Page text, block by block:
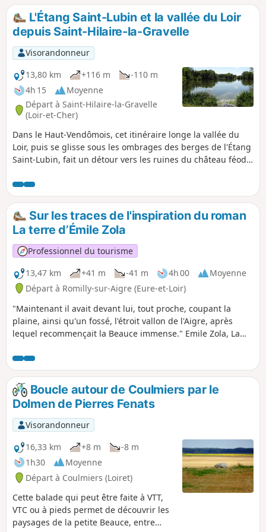
L'Étang Saint-Lubin et la vallée du Loir
depuis Saint-Hilaire-la-Gravelle
Visorandonneur
13,80 km
+116 m
-110 m
4h 15
Moyenne
Départ à Saint-Hilaire-la-Gravelle
(Loir-et-Cher)
Dans le Haut-Vendômois, cet itinéraire longe la vallée du
Loir, puis se glisse sous les ombrages des berges de l'Étang
Saint-Lubin, fait un détour vers les ruines du château féodal
paysage vallonné, pour retrouver le joli village de Saint-
Hilaire-la-Gravelle.
Sur les traces de l'inspiration du roman
La terre d’Émile Zola
Professionnel du tourisme
13,47 km
+41 m -41 m 4h 00
Moyenne
Départ à Romilly-sur-Aigre (Eure-et-Loir)
"Maintenant il avait devant lui, tout proche, coupant la
plaine, ainsi qu'un fossé, l'étroit vallon de l'Aigre, après
lequel recommençait la Beauce immense." Emile Zola, La
département qu'Émile Zola décida de séjourner pour écrire
un de ses romans les plus connus, La terre.
Boucle autour de Coulmiers par le
Dolmen de Pierres Fenats
Visorandonneur
16,33 km
+8 m
-8 m
1h30
Moyenne
Départ à Coulmiers (Loiret)
Cette balade qui peut être faite à VTT,
VTC ou à pieds permet de découvrir les
paysages de la petite Beauce, entre